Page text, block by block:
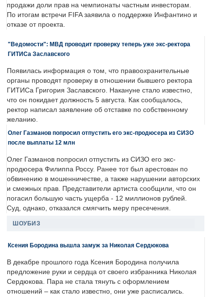
продажи доли прав на чемпионаты частным инвесторам.
По итогам встречи FIFA заявила о поддержке Инфантино и
отказе от проекта.
"Ведомости": МВД проводит проверку теперь уже экс-ректора
ГИТИСа Заславского
Появилась информация о том, что правоохранительные
органы проводят проверку в отношении бывшего ректора
ГИТИСа Григория Заславского. Накануне стало известно,
что он покидает должность 5 августа. Как сообщалось,
ректор написал заявление об отставке по собственному
желанию.
Олег Газманов попросил отпустить его экс-продюсера из СИЗО
после выплаты 12 млн
Олег Газманов попросил отпустить из СИЗО его экс-
продюсера Филиппа Россу. Ранее тот был арестован по
обвинению в мошенничестве, а также нарушении авторских
и смежных прав. Представители артиста сообщили, что он
погасил большую часть ущерба - 12 миллионов рублей.
Суд, однако, отказался смягчить меру пресечения.
ШОУБИЗ
Ксения Бородина вышла замуж за Николая Сердюкова
В декабре прошлого года Ксения Бородина получила
предложение руки и сердца от своего избранника Николая
Сердюкова. Пара не стала тянуть с оформлением
отношений – как стало известно, они уже расписались.